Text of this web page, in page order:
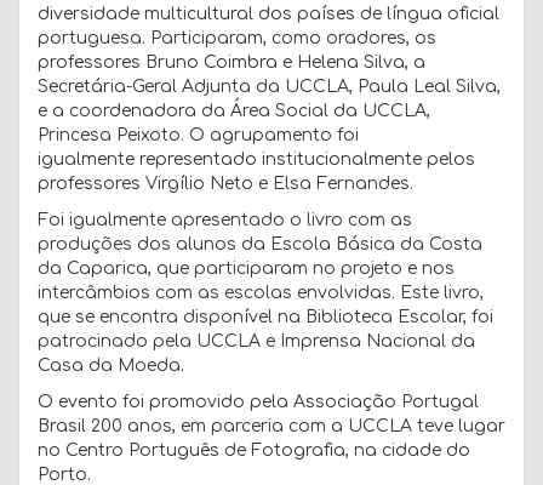
diversidade multicultural dos países de língua oficial
portuguesa. Participaram, como oradores, os
professores Bruno Coimbra e Helena Silva, a
Secretária-Geral Adjunta da UCCLA, Paula Leal Silva,
e a coordenadora da Área Social da UCCLA,
Princesa Peixoto. O agrupamento foi
igualmente representado institucionalmente pelos
professores Virgílio Neto e Elsa Fernandes.
Foi igualmente apresentado o livro com as
produções dos alunos da Escola Básica da Costa
da Caparica, que participaram no projeto e nos
intercâmbios com as escolas envolvidas. Este livro,
que se encontra disponível na Biblioteca Escolar, foi
patrocinado pela UCCLA e Imprensa Nacional da
Casa da Moeda.
O evento foi promovido pela Associação Portugal
Brasil 200 anos, em parceria com a UCCLA teve lugar
no Centro Português de Fotografia, na cidade do
Porto.